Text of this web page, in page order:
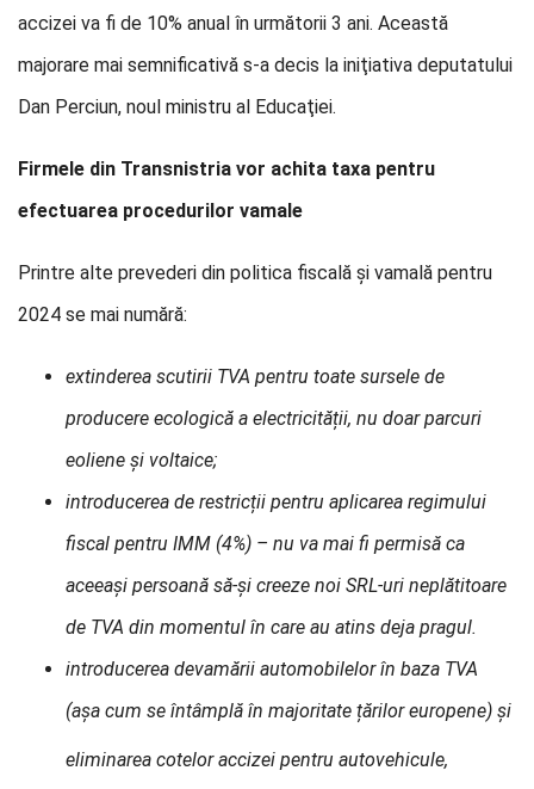
accizei va fi de 10% anual în următorii 3 ani. Această
majorare mai semnificativă s-a decis la iniţiativa deputatului
Dan Perciun, noul ministru al Educaţiei.
Firmele din Transnistria vor achita taxa pentru
efectuarea procedurilor vamale
Printre alte prevederi din politica fiscală şi vamală pentru
2024 se mai numără:
extinderea scutirii TVA pentru toate sursele de
producere ecologică a electricității, nu doar parcuri
eoliene și voltaice;
introducerea de restricții pentru aplicarea regimului
fiscal pentru IMM (4%) – nu va mai fi permisă ca
aceeași persoană să-și creeze noi SRL-uri neplătitoare
de TVA din momentul în care au atins deja pragul.
introducerea devamării automobilelor în baza TVA
(așa cum se întâmplă în majoritate țărilor europene) și
eliminarea cotelor accizei pentru autovehicule,